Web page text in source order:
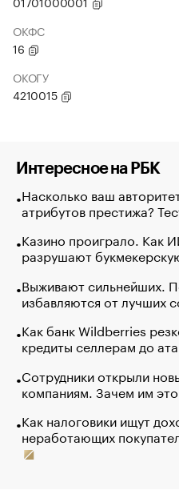
ОКФС
16
ОКОГУ
4210015
Интересное на РБК
Насколько ваш
атрибутов престижа?
Казино проиграло. Как
разрушают
Выживают сильнейших.
избавляются от лучших
Как банк Wildberries
кредиты селлерам до
Сотрудники открыли
компаниям. Зачем им это
Как налоговики ищут
неработающих